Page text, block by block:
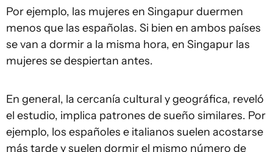
Por ejemplo, las mujeres en Singapur duermen
menos que las españolas. Si bien en ambos países
se van a dormir a la misma hora, en Singapur las
mujeres se despiertan antes.
En general, la cercanía cultural y geográfica, reveló
el estudio, implica patrones de sueño similares. Por
ejemplo, los españoles e italianos suelen acostarse
más tarde y suelen dormir el mismo número de